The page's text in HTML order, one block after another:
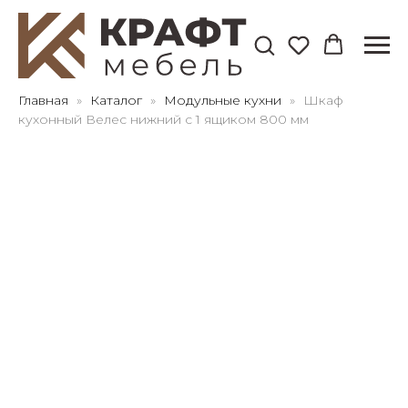
Главная Каталог Модульные кухни
Шкаф
кухонный Велес нижний с 1 ящиком 800 мм